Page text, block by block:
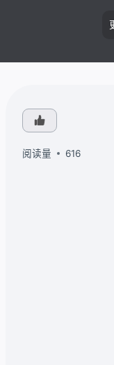
阅读量 616